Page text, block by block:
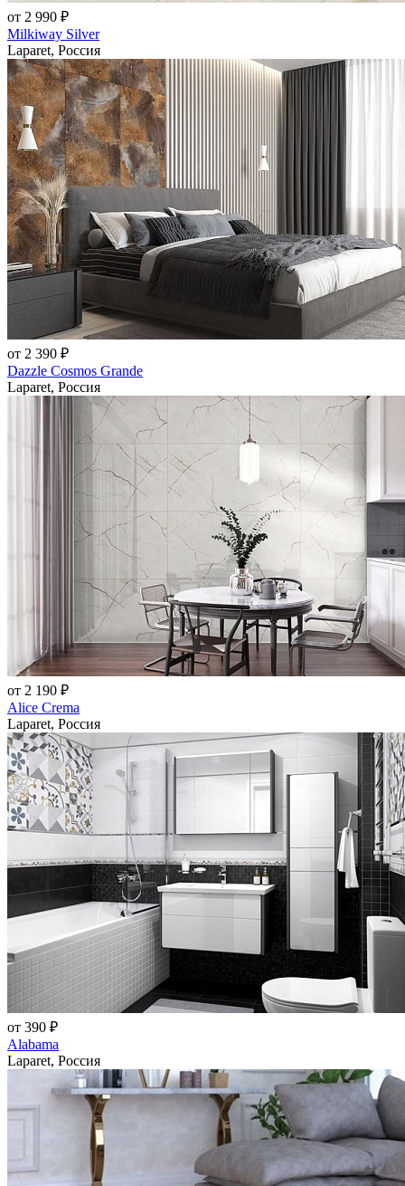
от 2 990 ₽
Milkiway Silver
Laparet, Россия
от 2 390 ₽
Dazzle Cosmos Grande
Laparet, Россия
от 2 190 ₽
Alice Crema
Laparet, Россия
от 390 ₽
Alabama
Laparet, Россия